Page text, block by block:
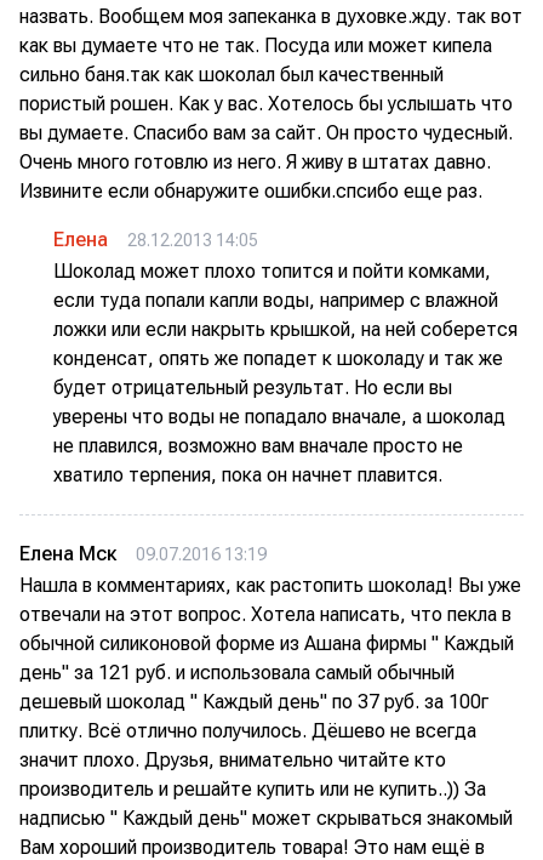
назвать. Вообщем моя запеканка в духовке.жду. так вот
как вы думаете что не так. Посуда или может кипела
сильно баня.так как шоколал был качественный
пористый рошен. Как у вас. Хотелось бы услышать что
вы думаете. Спасибо вам за сайт. Он просто чудесный.
Очень много готовлю из него. Я живу в штатах давно.
Извините если обнаружите ошибки.спсибо еще раз.
Елена 28.12.2013 14:05
Шоколад может плохо топится и пойти комками,
если туда попали капли воды, например с влажной
ложки или если накрыть крышкой, на ней соберется
конденсат, опять же попадет к шоколаду и так же
будет отрицательный результат. Но если вы
уверены что воды не попадало вначале, а шоколад
не плавился, возможно вам вначале просто не
хватило терпения, пока он начнет плавится.
Елена Мск 09.07.2016 13:19
Нашла в комментариях, как растопить шоколад! Вы уже
отвечали на этот вопрос. Хотела написать, что пекла в
обычной силиконовой форме из Ашана фирмы " Каждый
день" за 121 руб. и использовала самый обычный
дешевый шоколад " Каждый день" по 37 руб. за 100г
плитку. Всё отлично получилось. Дёшево не всегда
значит плохо. Друзья, внимательно читайте кто
производитель и решайте купить или не купить..)) За
надписью " Каждый день" может скрываться знакомый
Вам хороший производитель товара! Это нам ещё в